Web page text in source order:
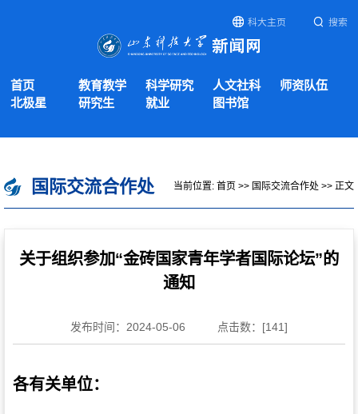
科大主页 搜索
首页 教育教学 科学研究 人文社科
师资队伍
北极星
研究生 就业 图书馆
国际交流合作处 当前位置: 首页 >> 国际交流合作处 >> 正文
关于组织参加“金砖国家青年学者国际论坛”的
通知
发布时间：2024-05-06 点击数：[141]
各有关单位：